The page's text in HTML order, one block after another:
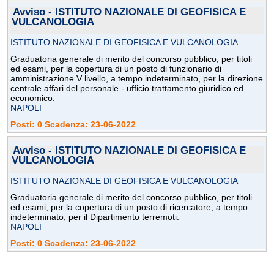
Avviso - ISTITUTO NAZIONALE DI GEOFISICA E
VULCANOLOGIA
ISTITUTO NAZIONALE DI GEOFISICA E VULCANOLOGIA
Graduatoria generale di merito del concorso pubblico, per titoli
ed esami, per la copertura di un posto di funzionario di
amministrazione V livello, a tempo indeterminato, per la direzione
centrale affari del personale - ufficio trattamento giuridico ed
economico.
NAPOLI
Posti: 0 Scadenza: 23-06-2022
Avviso - ISTITUTO NAZIONALE DI GEOFISICA E
VULCANOLOGIA
ISTITUTO NAZIONALE DI GEOFISICA E VULCANOLOGIA
Graduatoria generale di merito del concorso pubblico, per titoli
ed esami, per la copertura di un posto di ricercatore, a tempo
indeterminato, per il Dipartimento terremoti.
NAPOLI
Posti: 0 Scadenza: 23-06-2022